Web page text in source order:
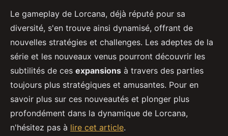
Le gameplay de Lorcana, déjà réputé pour sa
diversité, s'en trouve ainsi dynamisé, offrant de
nouvelles stratégies et challenges. Les adeptes de la
série et les nouveaux venus pourront découvrir les
subtilités de ces expansions à travers des parties
toujours plus stratégiques et amusantes. Pour en
savoir plus sur ces nouveautés et plonger plus
profondément dans la dynamique de Lorcana,
n'hésitez pas à lire cet article.